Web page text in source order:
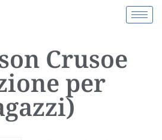
Crusoe
per